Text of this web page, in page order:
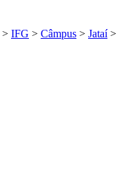
> IFG > Câmpus > Jataí >